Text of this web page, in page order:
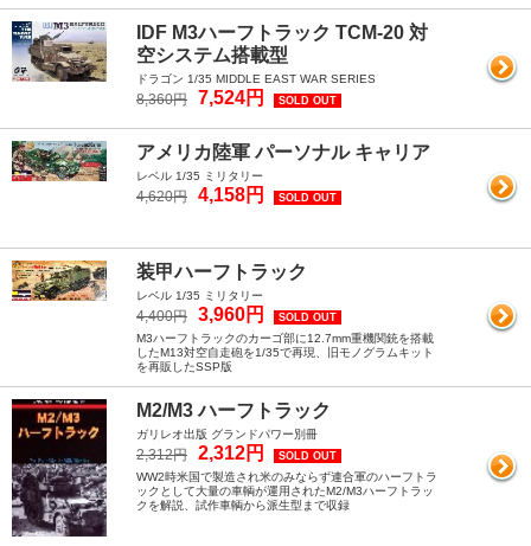
IDF M3ハーフトラック TCM-20 対
空システム搭載型
ドラゴン 1/35 MIDDLE EAST WAR SERIES
8,360円 7,524円 SOLD OUT
アメリカ陸軍 パーソナル キャリア
レベル 1/35 ミリタリー
4,620円 4,158円 SOLD OUT
装甲ハーフトラック
レベル 1/35 ミリタリー
4,400円 3,960円 SOLD OUT
M3ハーフトラックのカーゴ部に12.7mm重機関銃を搭載
したM13対空自走砲を1/35で再現、旧モノグラムキット
を再販したSSP版
M2/M3 ハーフトラック
ガリレオ出版 グランドパワー別冊
2,312円 2,312円 SOLD OUT
WW2時米国で製造され米のみならず連合軍のハーフトラ
ックとして大量の車輌が運用されたM2/M3ハーフトラッ
クを解説、試作車輌から派生型まで収録